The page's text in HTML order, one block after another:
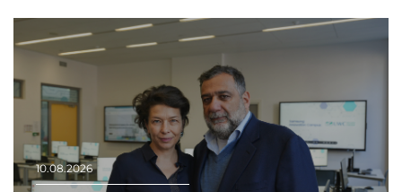
10.08.2026